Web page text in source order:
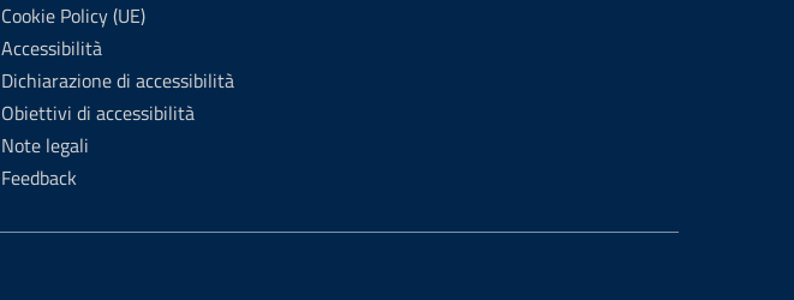
Cookie Policy (UE)
Accessibilità
Dichiarazione di accessibilità
Obiettivi di accessibilità
Note legali
Feedback